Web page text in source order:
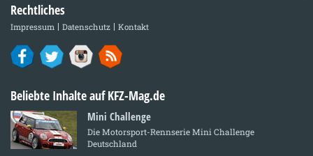
Rechtliches
Impressum Datenschutz Kontakt
Beliebte Inhalte auf KFZ-Mag.de
Mini Challenge
Die Motorsport-Rennserie Mini Challenge
Deutschland